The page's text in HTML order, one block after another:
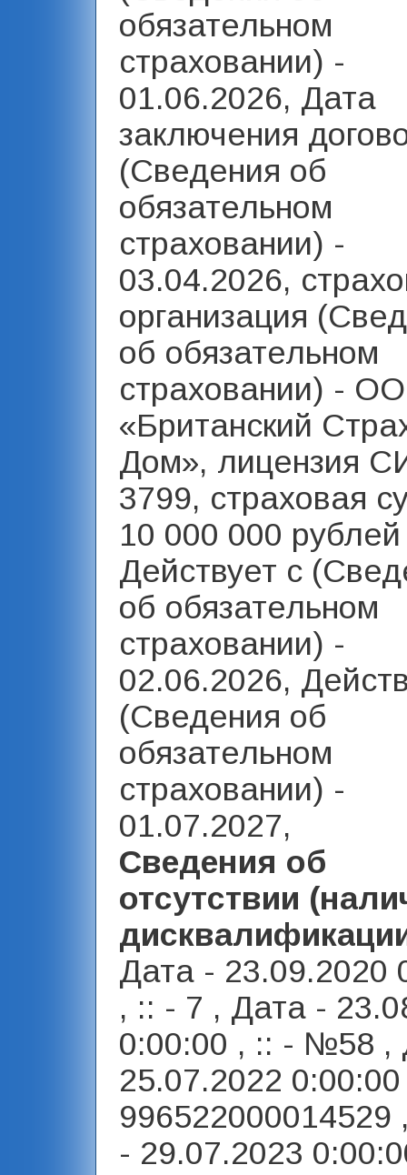
обязательном
страховании) -
01.06.2026, Дата
заключения
(Сведения об
обязательном
страховании) -
03.04.2026,
организация
об обязательном
страховании) -
«Британский
Дом», лицензия
3799, страховая
10 000 000
Действует с
об обязательном
страховании) -
02.06.2026,
(Сведения об
обязательном
страховании) -
01.07.2027,
Сведения об
отсутствии
Дата - 23.09.2020
, :: - 7 , Дата -
0:00:00 , :: - №58 ,
25.07.2022
996522000014529
- 29.07.2023